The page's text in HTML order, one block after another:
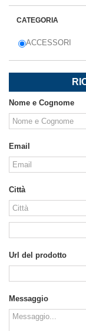
CATEGORIA
ACCESSORI
Nome e Cognome
Email
Città
Url del prodotto
Messaggio